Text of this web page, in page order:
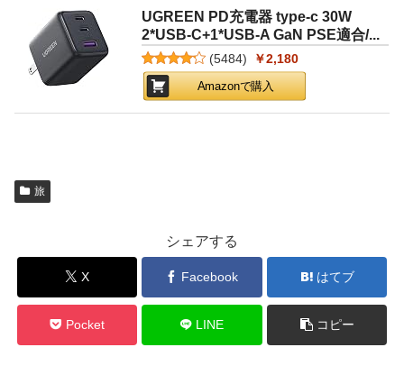
UGREEN PD充電器 type-c 30W
2*USB-C+1*USB-A GaN PSE適合/...
(5484) ￥2,180
Amazonで購入
旅
シェアする
X Facebook はてブ
Pocket LINE コピー